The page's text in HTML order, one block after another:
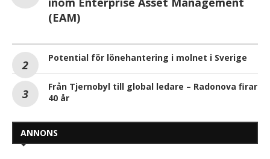
(EAM)
Potential för lönehantering i molnet i Sverige
Från Tjernobyl till global ledare – Radonova firar
40 år
ANNONS